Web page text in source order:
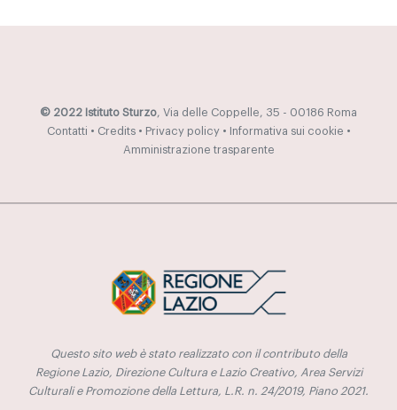
© 2022 Istituto Sturzo, Via delle Coppelle, 35 - 00186 Roma
Contatti • Credits• Privacy policy• Informativa sui cookie •
Amministrazione trasparente
Questo sito web è stato realizzato con il contributo della
Regione Lazio, Direzione Cultura e Lazio Creativo, Area Servizi
Culturali e Promozione della Lettura, L.R. n. 24/2019, Piano 2021.